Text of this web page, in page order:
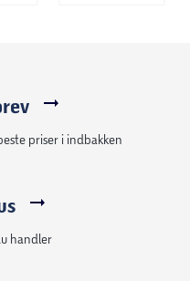
priser i indbakken
handler